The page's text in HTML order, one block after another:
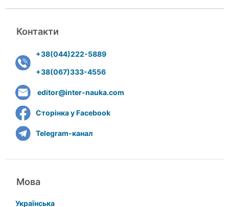
Контакти
+38(044)222-5889
+38(067)333-4556
editor@inter-nauka.com
Сторінка у Facebook
Telegram-канал
Мова
Українська